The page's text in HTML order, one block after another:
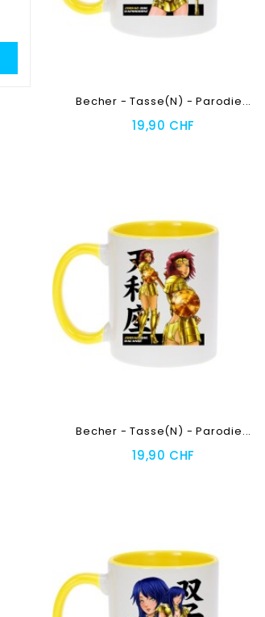
Becher - Tasse(n) - Parodie...
19,90 CHF
Becher - Tasse(n) - Parodie...
19,90 CHF